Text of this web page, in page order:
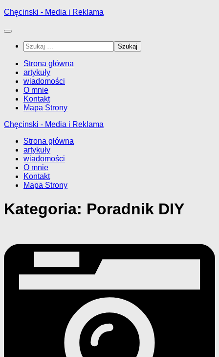
Przejdź
treści
Chęcinski - Media i Reklama
Szukaj:
Strona główna
artykuły
wiadomości
O mnie
Kontakt
Mapa Strony
Chęcinski - Media i Reklama
Strona główna
artykuły
wiadomości
O mnie
Kontakt
Mapa Strony
Kategoria: Poradnik DIY